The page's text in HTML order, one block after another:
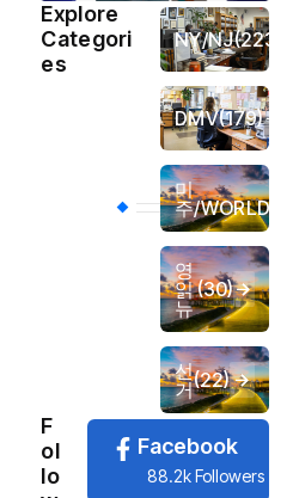
Explore
Categori
es
NY/NJ(223)
DMV(179)
미
주/WORLD
영
읽
뉴
(30)
선
거(22)
F
ol
lo
Facebook
88.2k Followers